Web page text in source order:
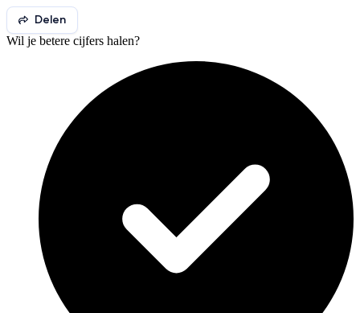
Delen
Wil je betere cijfers halen?